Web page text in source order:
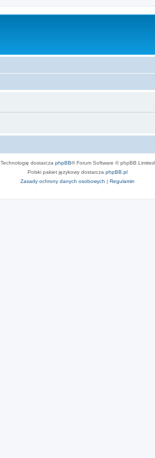
Technologię dostarcza phpBB® Forum Software © phpBB Limited
Polski pakiet językowy dostarcza phpBB.pl
Zasady ochrony danych osobowych | Regulamin